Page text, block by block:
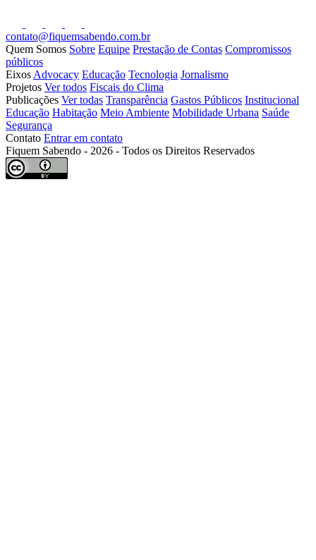
contato@fiquemsabendo.com.br
Quem Somos Sobre Equipe Prestação de Contas Compromissos
públicos
Eixos Advocacy Educação Tecnologia Jornalismo
Projetos Ver todos Fiscais do Clima
Publicações Ver todas Transparência Gastos Públicos Institucional
Educação Habitação Meio Ambiente Mobilidade Urbana Saúde
Segurança
Contato Entrar em contato
Fiquem Sabendo - 2026 - Todos os Direitos Reservados